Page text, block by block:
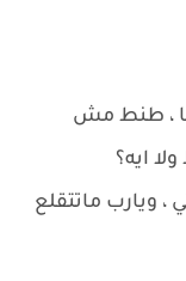
، طنط مش
ايه؟
ويارب ماتتقلع